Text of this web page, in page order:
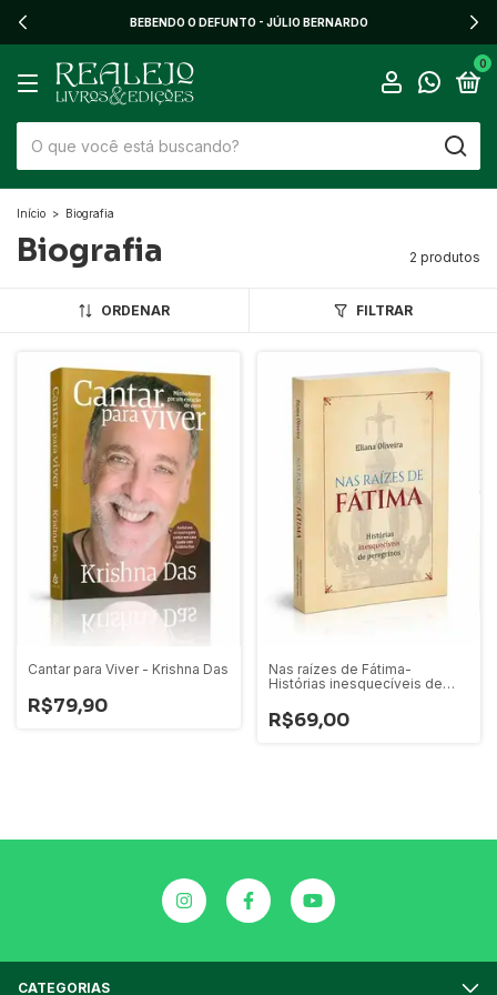
BEBENDO O DEFUNTO - JÚLIO BERNARDO
0
Início > Biografia
Biografia 2 produtos
ORDENAR FILTRAR
Cantar para Viver - Krishna Das
R$79,90
Nas raízes de Fátima-
Histórias inesquecíveis de
R$69,00
CATEGORIAS